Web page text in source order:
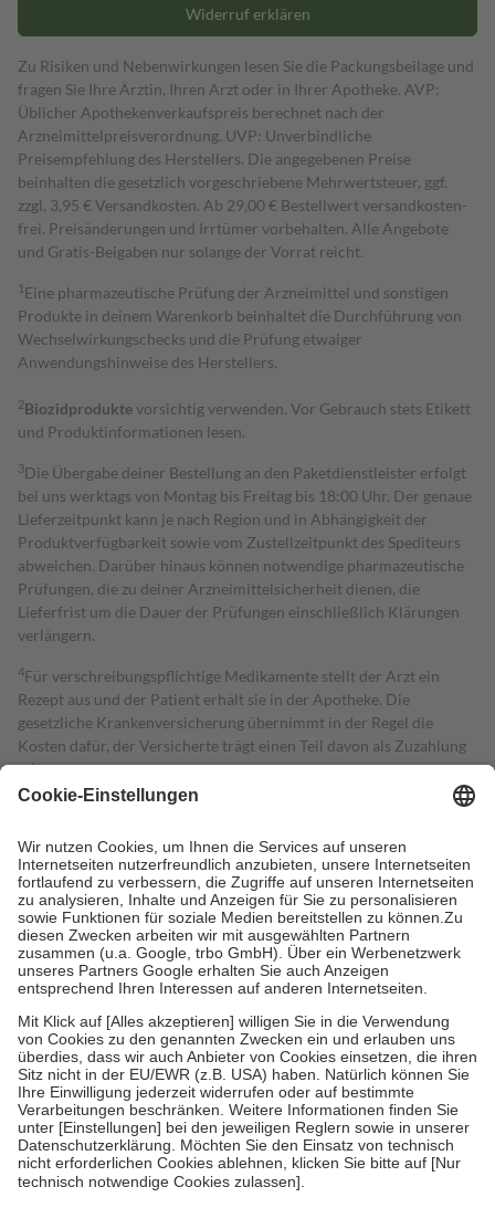
Widerruf erklären
Zu Risiken und Nebenwirkungen lesen Sie die Packungsbeilage und
fragen Sie Ihre Ärztin, Ihren Arzt oder in Ihrer Apotheke. AVP:
Üblicher Apothekenverkaufspreis berechnet nach der
Arzneimittelpreisverordnung. UVP: Unverbindliche
Preisempfehlung des Herstellers. Die angegebenen Preise
beinhalten die gesetzlich vorgeschriebene Mehrwertsteuer, ggf.
zzgl. 3,95 € Versandkosten. Ab 29,00 € Bestell­wert versand­kosten­
frei. Preisänderungen und Irrtümer vorbehalten. Alle Angebote
und Gratis-Beigaben nur solange der Vorrat reicht.
1 Eine pharmazeutische Prüfung der Arzneimittel und sonstigen
Produkte in deinem Warenkorb beinhaltet die Durchführung von
Wechselwirkungschecks und die Prüfung etwaiger
Anwendungshinweise des Herstellers.
2Biozidproduktevorsichtig verwenden. Vor Gebrauch stets Etikett
und Produktinformationen lesen.
3Die Übergabe deiner Bestellung an den Paketdienstleister erfolgt
bei uns werktags von Montag bis Freitag bis 18:00 Uhr. Der genaue
Lieferzeitpunkt kann je nach Region und in Abhängigkeit der
Produktverfügbarkeit sowie vom Zustellzeitpunkt des Spediteurs
abweichen. Darüber hinaus können notwendige pharmazeutische
Prüfungen, die zu deiner Arzneimittelsicherheit dienen, die
Lieferfrist um die Dauer der Prüfungen einschließlich Klärungen
verlängern.
4Für verschreibungspflichtige Medikamente stellt der Arzt ein
Rezept aus und der Patient erhält sie in der Apotheke. Die
gesetzliche Krankenversicherung übernimmt in der Regel die
Kosten dafür, der Versicherte trägt einen Teil davon als Zuzahlung
mit.
Grundsätzlich leisten Mitglieder Zuzahlungen in Höhe von zehn
höchstens zehn Euro.
Es sind jedoch nie mehr als die tatsächlichen
Kosten der Leistung zu entrichten.
Diese Regeln gelten grundsätzlich auch für Online-Apotheken.
Bei Heilmitteln und häuslicher Krankenpflege beträgt die
Zuzahlung zehn Prozent der Kosten sowie zehn Euro je
Verordnung.
Um das Engagement der Versicherten für ihre eigene Gesundheit zu
stärken und die besondere Stellung der Familie zu unterstützen,
fallenkeine Zuzahlungenan bei:
• Kindern und Jugendlichen bis zum vollendeten 18. Lebensjahr
mit Ausnahme der Fahrkosten
• Untersuchungen zur Vorsorge und Früherkennung, die von der
GKV getragen werden
• empfohlenen Schutzimpfungen
• Harn- und Blutteststreifen